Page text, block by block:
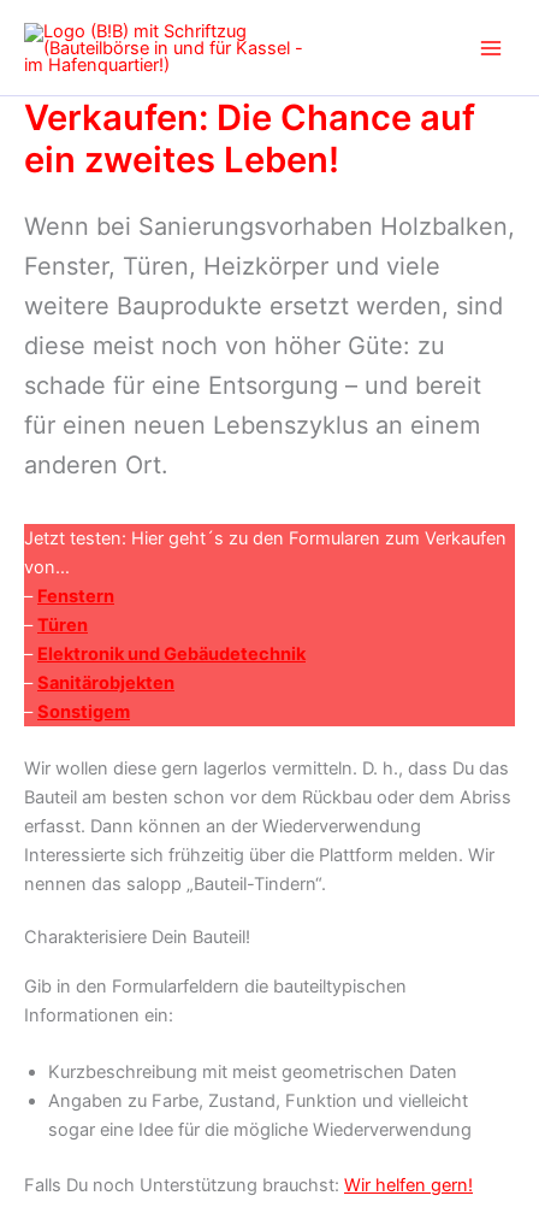
Inhalt
springen
Verkaufen: Die Chance auf
ein zweites Leben!
Wenn bei Sanierungsvorhaben Holzbalken,
Fenster, Türen, Heizkörper und viele
weitere Bauprodukte ersetzt werden, sind
diese meist noch von höher Güte: zu
schade für eine Entsorgung – und bereit
für einen neuen Lebenszyklus an einem
anderen Ort.
Jetzt testen: Hier geht´s zu den Formularen zum Verkaufen
von…
– Fenstern
–Türen
– Elektronik und Gebäudetechnik
– Sanitärobjekten
– Sonstigem
Wir wollen diese gern lagerlos vermitteln. D. h., dass Du das
Bauteil am besten schon vor dem Rückbau oder dem Abriss
erfasst. Dann können an der Wiederverwendung
Interessierte sich frühzeitig über die Plattform melden. Wir
nennen das salopp „Bauteil-Tindern“.
Charakterisiere Dein Bauteil!
Gib in den Formularfeldern die bauteiltypischen
Informationen ein:
Kurzbeschreibung mit meist geometrischen Daten
Angaben zu Farbe, Zustand, Funktion und vielleicht
sogar eine Idee für die mögliche Wiederverwendung
Falls Du noch Unterstützung brauchst: Wir helfen gern!